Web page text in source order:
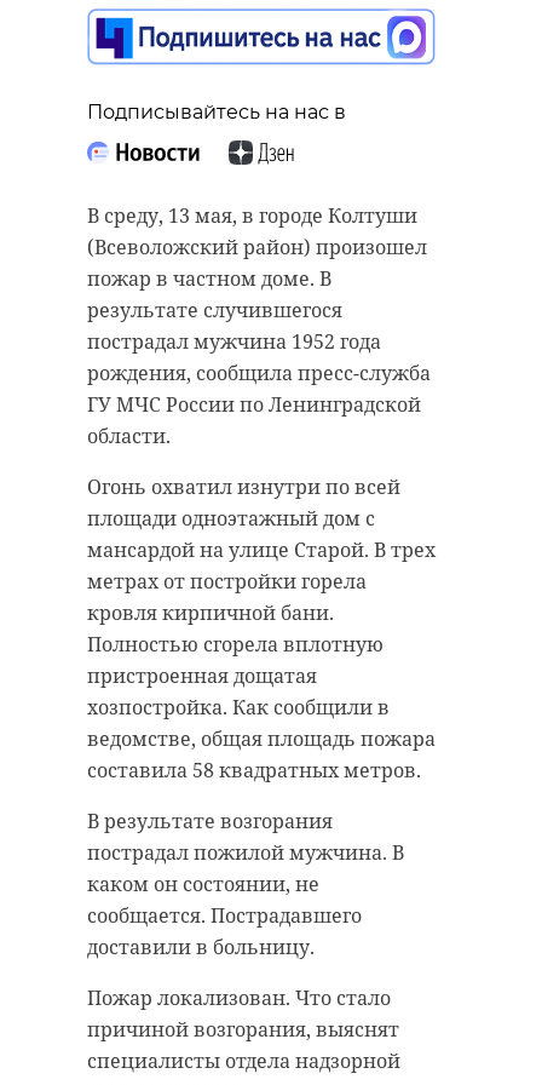
Подписывайтесь на нас в
В среду, 13 мая, в городе Колтуши
(Всеволожский район) произошел
пожар в частном доме. В
результате случившегося
пострадал мужчина 1952 года
рождения, сообщила пресс-служба
ГУ МЧС России по Ленинградской
области.
Огонь охватил изнутри по всей
площади одноэтажный дом с
мансардой на улице Старой. В трех
метрах от постройки горела
кровля кирпичной бани.
Полностью сгорела вплотную
пристроенная дощатая
хозпостройка. Как сообщили в
ведомстве, общая площадь пожара
составила 58 квадратных метров.
В результате возгорания
пострадал пожилой мужчина. В
каком он состоянии, не
сообщается. Пострадавшего
доставили в больницу.
Пожар локализован. Что стало
причиной возгорания, выяснят
специалисты отдела надзорной
изменилась вода
после очистки на
Горке
13 мая, 16:58
Подписывайтесь на нас в
В деревне Горка Тихвинского
района работает модульная
которую установили в прошлом
году. Как изменилось качество
воды, рассказали в
Леноблводоканале.
В организации напомнили, что на
модульных станциях применяется
пятиступенчатая система
очистки. Устройство удаляет
крупные загрязнения, очищает
загрязняющих веществ. После
чего идут глубокая фильтрация,
обеззараживание и дезинфекция,
а также откачка и обезвоживание
избыточного активного ила.
Станция, производительность
которой составляет 200
кубометров в сутки, введена в
Подписывайтесь на нас в
В Ленинградской области
завершено расследование
уголовного дела в отношении
водителя пассажирского автобуса,
обвиняемого в ДТП на
железнодорожном переезде.
прокуратура утвердила
обвинительное заключение.
Статья - "Нарушение ПДД,
повлекшее по неосторожности
причинение тяжкого вреда
здоровью и смерть человека".
По версииследствия, 4 августа
2025 года на перегоне Олонец –
Лодейное Поле водитель автобуса
переезд на запрещающий сигнал
светофора перед
приближающимся грузовым
поездом. В результате
столкновения один пассажир
погиб, еще восемь человек
получили тяжелые травмы.
Уголовное дело направлено в